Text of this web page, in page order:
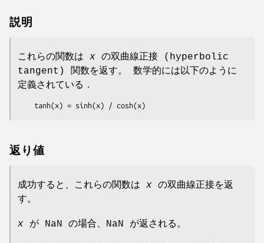
説明
これらの関数は x の双曲線正接 (hyperbolic
tangent) 関数を返す。 数学的には以下のように
定義されている．
    tanh(x) = sinh(x) / cosh(x)
返り値
成功すると、これらの関数は x の双曲線正接を返
す。
x が NaN の場合、NaN が返される。